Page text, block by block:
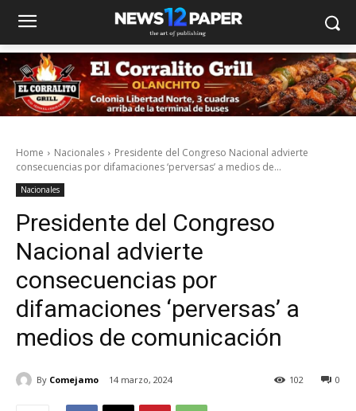
Home Nacionales
Presidente del Congreso Nacional advierte
consecuencias por difamaciones ‘perversas’ a medios de...
Nacionales
Presidente del Congreso
Nacional advierte
consecuencias por
difamaciones ‘perversas’ a
medios de comunicación
By Comejamo 14 marzo, 2024 0
102